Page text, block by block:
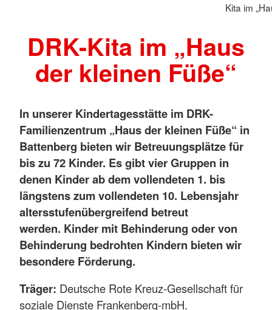
Kita im
DRK-Kita im „Haus
der kleinen Füße“
In unserer Kindertagesstätte im DRK-
Familienzentrum „Haus der kleinen Füße“ in
Battenberg bieten wir Betreuungsplätze für
bis zu 72 Kinder. Es gibt vier Gruppen in
denen Kinder ab dem vollendeten 1. bis
längstens zum vollendeten 10. Lebensjahr
altersstufenübergreifend betreut
werden. Kinder mit Behinderung oder von
Behinderung bedrohten Kindern bieten wir
besondere Förderung.
Träger: Deutsche Rote Kreuz-Gesellschaft für
soziale Dienste Frankenberg-mbH.